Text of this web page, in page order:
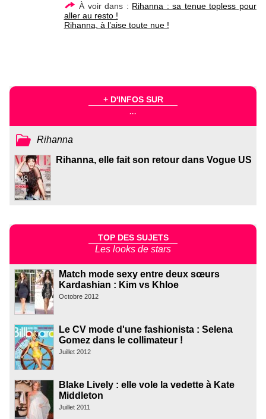
À voir dans : Rihanna : sa tenue topless pour
aller au resto !
Rihanna, à l’aise toute nue !
+ D'INFOS SUR
...
Rihanna
Rihanna, elle fait son retour dans Vogue US
TOP DES SUJETS
Les looks de stars
Match mode sexy entre deux sœurs
Kardashian : Kim vs Khloe
Octobre 2012
Le CV mode d'une fashionista : Selena
Gomez dans le collimateur !
Juillet 2012
Blake Lively : elle vole la vedette à Kate
Middleton
Juillet 2011